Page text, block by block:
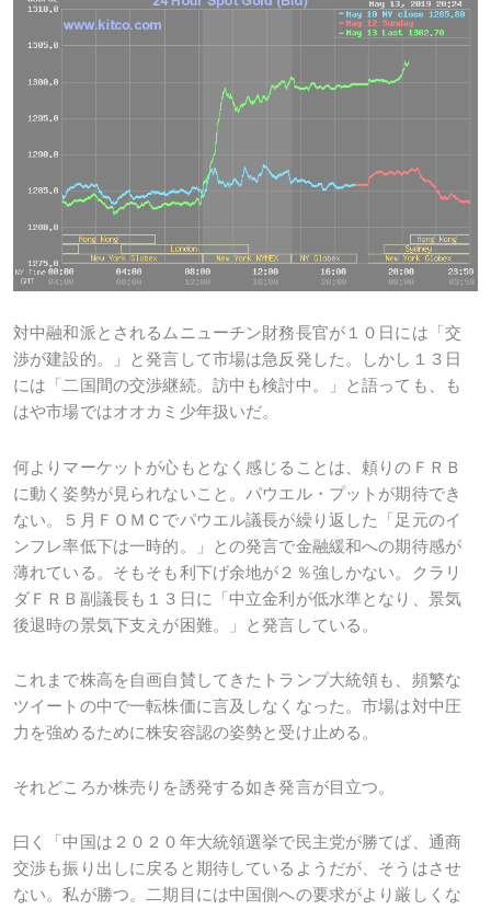
対中融和派とされるムニューチン財務長官が１０日には「交
渉が建設的。」と発言して市場は急反発した。しかし１３日
には「二国間の交渉継続。訪中も検討中。」と語っても、も
はや市場ではオオカミ少年扱いだ。
何よりマーケットが心もとなく感じることは、頼りのＦＲＢ
に動く姿勢が見られないこと。パウエル・プットが期待でき
ない。５月ＦＯＭＣでパウエル議長が繰り返した「足元のイ
ンフレ率低下は一時的。」との発言で金融緩和への期待感が
薄れている。そもそも利下げ余地が２％強しかない。クラリ
ダＦＲＢ副議長も１３日に「中立金利が低水準となり、景気
後退時の景気下支えが困難。」と発言している。
これまで株高を自画自賛してきたトランプ大統領も、頻繁な
ツイートの中で一転株価に言及しなくなった。市場は対中圧
力を強めるために株安容認の姿勢と受け止める。
それどころか株売りを誘発する如き発言が目立つ。
曰く「中国は２０２０年大統領選挙で民主党が勝てば、通商
交渉も振り出しに戻ると期待しているようだが、そうはさせ
ない。私が勝つ。二期目には中国側への要求がより厳しくな